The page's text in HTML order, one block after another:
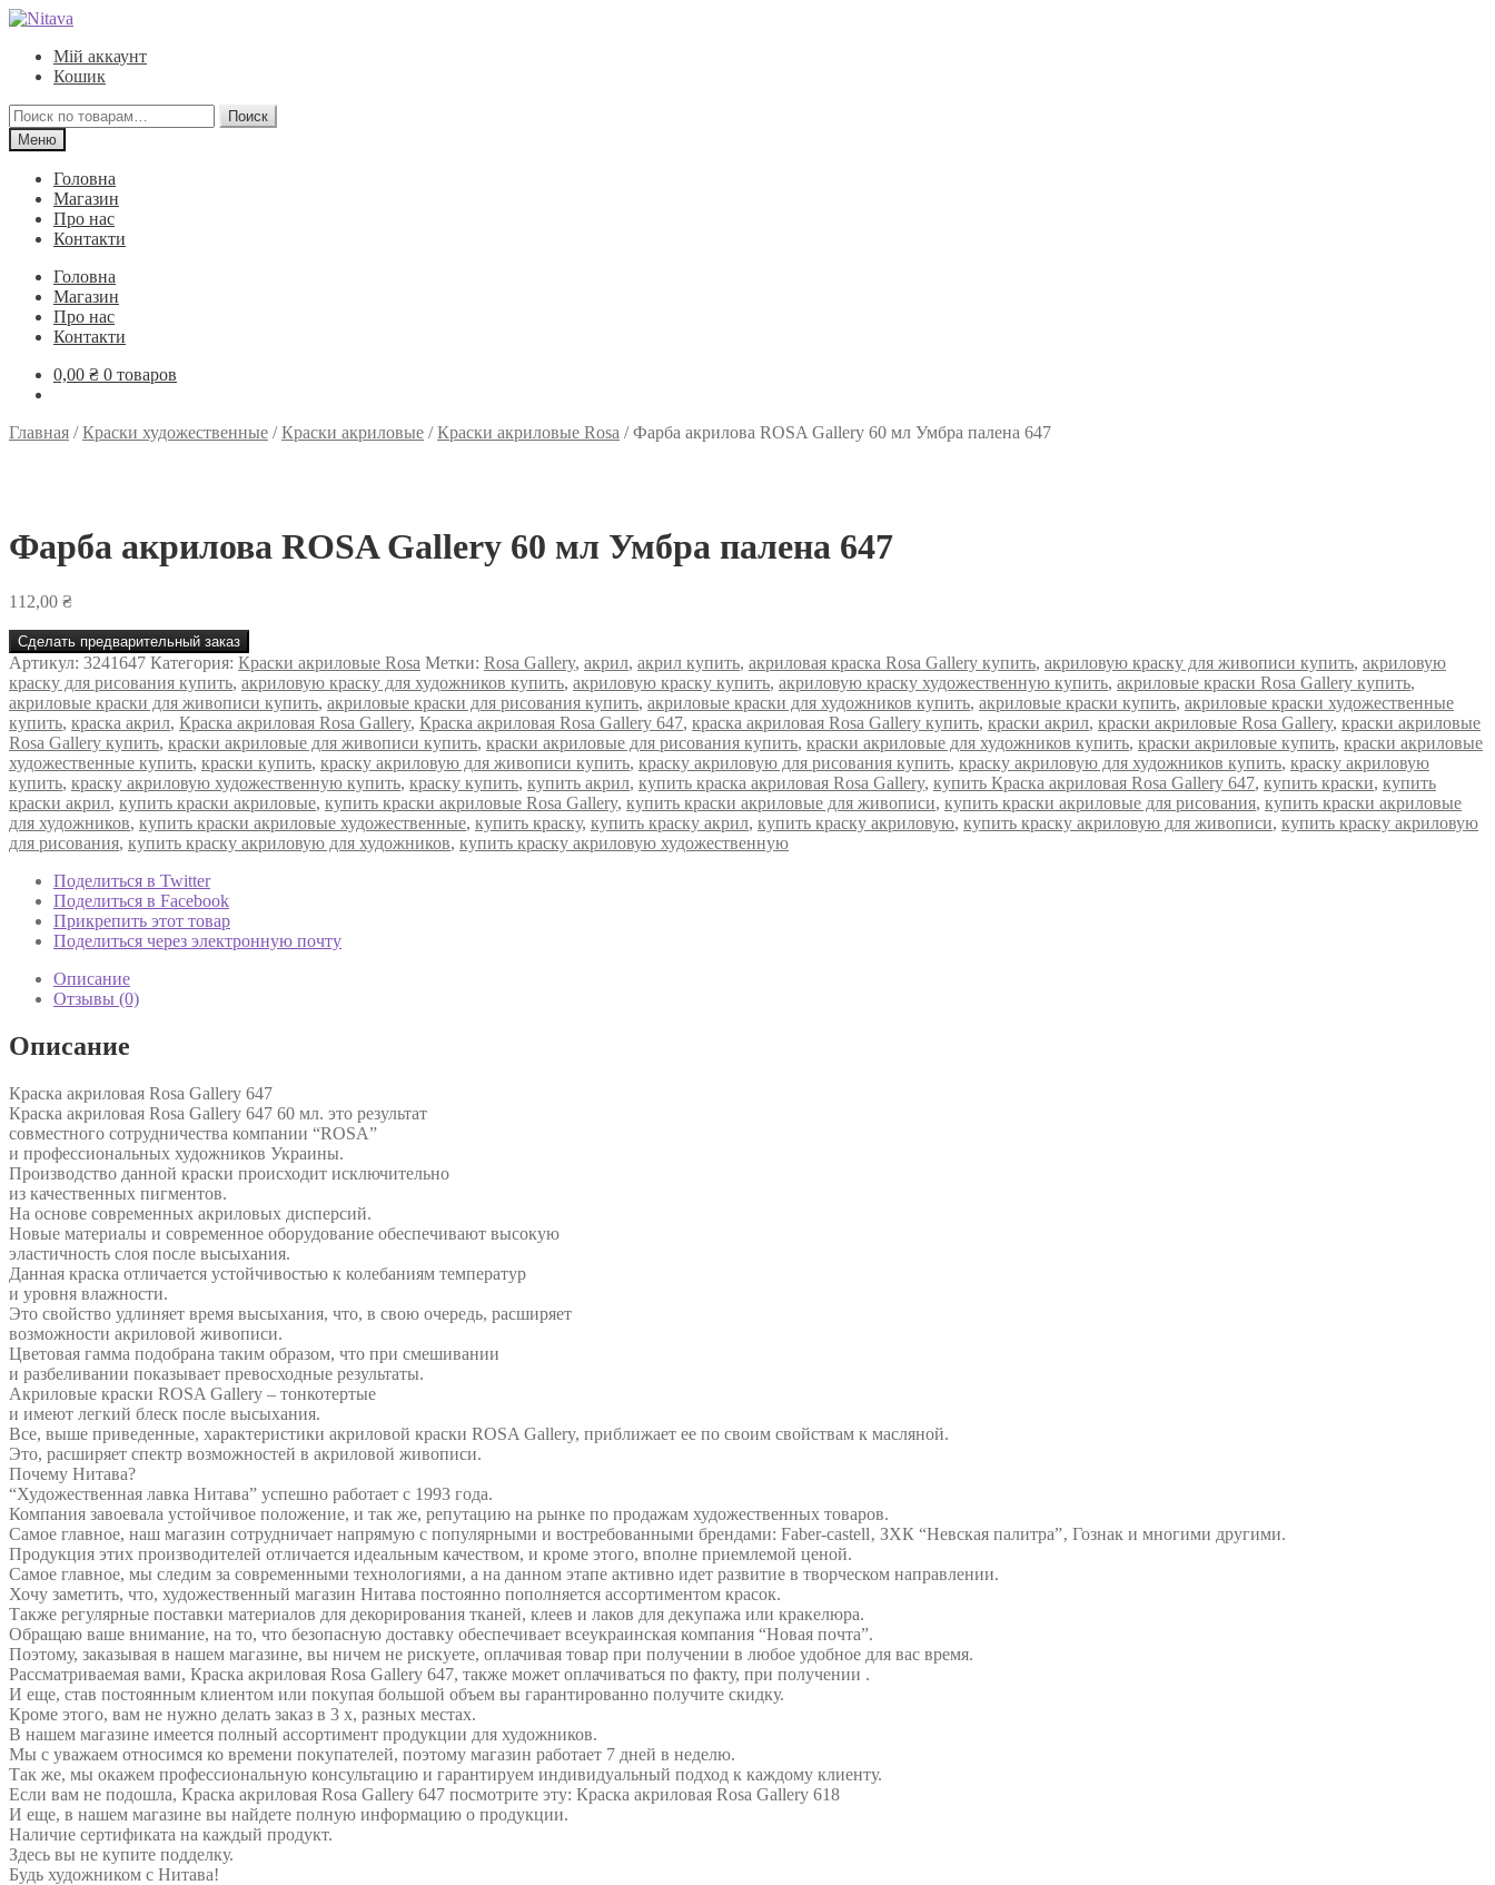
Перейти
навигации
Перейти
содержимому
Мій аккаунт
Кошик
Искать:
Поиск
Меню
Головна
Магазин
Про нас
Контакти
Головна
Магазин
Про нас
Контакти
0,00 ₴ 0 товаров
Главная /Краски художественные /Краски акриловые /Краски акриловые Rosa /Фарба акрилова ROSA Gallery 60 мл Умбра палена 647
Фарба акрилова ROSA Gallery 60 мл Умбра палена 647
112,00 ₴
Сделать предварительный заказ
Артикул: 3241647 Категория: Краски акриловые Rosa Метки: Rosa Gallery, акрил, акрил купить, акриловая краска Rosa Gallery купить, акриловую краску для живописи купить, акриловую
краску для рисования купить, акриловую краску для художников купить, акриловую краску купить, акриловую краску художественную купить, акриловые краски Rosa Gallery купить,
акриловые краски для живописи купить, акриловые краски для рисования купить, акриловые краски для художников купить, акриловые краски купить, акриловые краски художественные
купить, краска акрил, Краска акриловая Rosa Gallery, Краска акриловая Rosa Gallery 647, краска акриловая Rosa Gallery купить, краски акрил, краски акриловые Rosa Gallery, краски акриловые
Rosa Gallery купить, краски акриловые для живописи купить, краски акриловые для рисования купить, краски акриловые для художников купить, краски акриловые купить, краски акриловые
художественные купить, краски купить, краску акриловую для живописи купить, краску акриловую для рисования купить, краску акриловую для художников купить, краску акриловую
купить, краску акриловую художественную купить, краску купить, купить акрил, купить краска акриловая Rosa Gallery, купить Краска акриловая Rosa Gallery 647, купить краски, купить
краски акрил, купить краски акриловые, купить краски акриловые Rosa Gallery, купить краски акриловые для живописи, купить краски акриловые для рисования, купить краски акриловые
для художников, купить краски акриловые художественные, купить краску, купить краску акрил, купить краску акриловую, купить краску акриловую для живописи, купить краску акриловую
для рисования, купить краску акриловую для художников, купить краску акриловую художественную
Поделиться в Twitter
Поделиться в Facebook
Прикрепить этот товар
Поделиться через электронную почту
Описание
Отзывы (0)
Описание
Краска акриловая Rosa Gallery 647
Краска акриловая Rosa Gallery 647 60 мл. это результат
совместного сотрудничества компании “ROSA”
и профессиональных художников Украины.
Производство данной краски происходит исключительно
из качественных пигментов.
На основе современных акриловых дисперсий.
Новые материалы и современное оборудование обеспечивают высокую
эластичность слоя после высыхания.
Данная краска отличается устойчивостью к колебаниям температур
и уровня влажности.
Это свойство удлиняет время высыхания, что, в свою очередь, расширяет
возможности акриловой живописи.
Цветовая гамма подобрана таким образом, что при смешивании
и разбеливании показывает превосходные результаты.
Акриловые краски ROSA Gallery – тонкотертые
и имеют легкий блеск после высыхания.
Все, выше приведенные, характеристики акриловой краски ROSA Gallery, приближает ее по своим свойствам к масляной.
Это, расширяет спектр возможностей в акриловой живописи.
Почему Нитава?
“Художественная лавка Нитава” успешно работает с 1993 года.
Компания завоевала устойчивое положение, и так же, репутацию на рынке по продажам художественных товаров.
Самое главное, наш магазин сотрудничает напрямую с популярными и востребованными брендами: Faber-castell‚ ЗХК “Невская палитра”‚ Гознак и многими другими.
Продукция этих производителей отличается идеальным качеством, и кроме этого, вполне приемлемой ценой.
Самое главное, мы следим за современными технологиями, а на данном этапе активно идет развитие в творческом направлении.
Хочу заметить, что, художественный магазин Нитава постоянно пополняется ассортиментом красок.
Также регулярные поставки материалов для декорирования тканей, клеев и лаков для декупажа или кракелюра.
Обращаю ваше внимание, на то, что безопасную доставку обеспечивает всеукраинская компания “Новая почта”.
Поэтому, заказывая в нашем магазине, вы ничем не рискуете, оплачивая товар при получении в любое удобное для вас время.
Рассматриваемая вами, Краска акриловая Rosa Gallery 647, также может оплачиваться по факту, при получении .
И еще, став постоянным клиентом или покупая большой объем вы гарантированно получите скидку.
Кроме этого, вам не нужно делать заказ в 3 х, разных местах.
В нашем магазине имеется полный ассортимент продукции для художников.
Мы с уважаем относимся ко времени покупателей, поэтому магазин работает 7 дней в неделю.
Так же, мы окажем профессиональную консультацию и гарантируем индивидуальный подход к каждому клиенту.
Если вам не подошла, Краска акриловая Rosa Gallery 647 посмотрите эту: Краска акриловая Rosa Gallery 618
И еще, в нашем магазине вы найдете полную информацию о продукции.
Наличие сертификата на каждый продукт.
Здесь вы не купите подделку.
Будь художником с Нитава!